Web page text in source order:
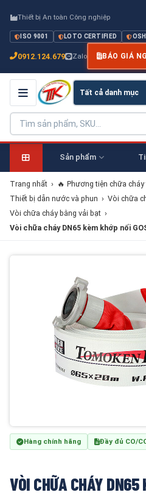
Thiết bị An toàn Công nghiệp
ISO 9001 LOTO CERTIFIED
0912.124.679 Zalo BÁO GIÁ
Sản phẩm
Trang nhất › 🔥 Phương tiện chữa
Thiết bị dẫn nước và phun › Vòi chữa
Vòi chữa cháy bằng vải bạt ›
Vòi chữa cháy DN65 kèm khớp nối
Hàng chính hãng Đầy đủ CO/
VÒI CHỮA CHÁY DN65